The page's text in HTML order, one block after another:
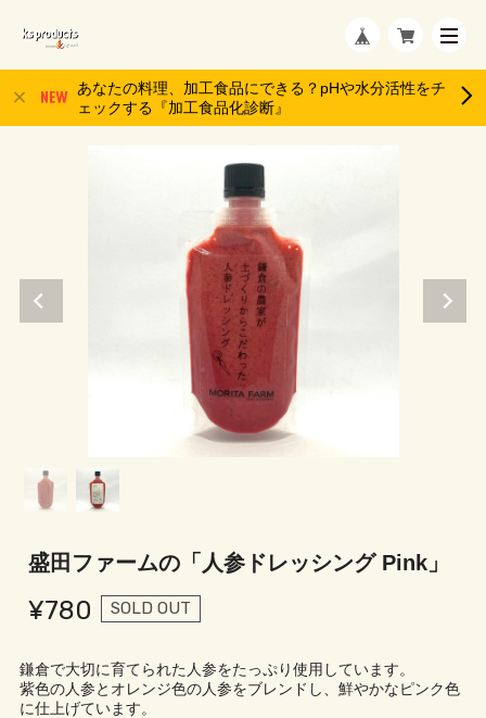
あなたの料理、加工食品にできる？pHや水分活性をチ
ェックする『加工食品化診断』
盛田ファームの「人参ドレッシング Pink」
¥780 SOLD OUT
鎌倉で大切に育てられた人参をたっぷり使用しています。
紫色の人参とオレンジ色の人参をブレンドし、鮮やかなピンク色
に仕上げています。